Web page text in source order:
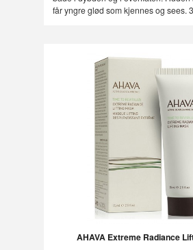
får yngre glød som kjennes og sees.
AHAVA Extreme Radiance